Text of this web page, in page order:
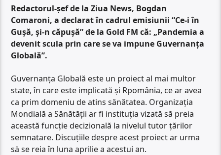
Redactorul-șef de la Ziua News, Bogdan
Comaroni, a declarat în cadrul emisiunii “Ce-i în
Gușă, și-n căpușă” de la Gold FM că: „Pandemia a
devenit scula prin care se va impune Guvernanța
Globală”.
Guvernanța Globală este un proiect al mai multor
state, în care este implicată și Rpomânia, ce ar avea
ca prim domeniu de atins sănătatea. Organizația
Mondială a Sănătății ar fi instituția vizată să preia
această funcție decizională la nivelul tutor țărilor
semnatare. Discuțiile despre acest proiect ar urma
să se reia în luna aprilie a acestui an.